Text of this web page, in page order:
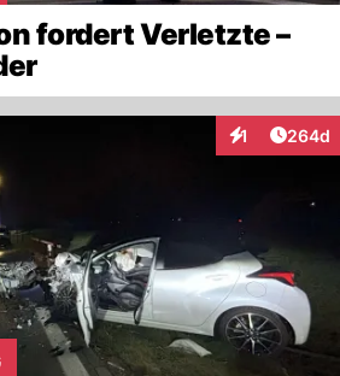
fordert Verletzte –
1
Interaktionen
264d